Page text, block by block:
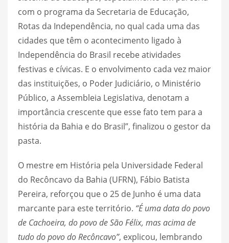
com o programa da Secretaria de Educação,
Rotas da Independência, no qual cada uma das
cidades que têm o acontecimento ligado à
Independência do Brasil recebe atividades
festivas e cívicas. E o envolvimento cada vez maior
das instituições, o Poder Judiciário, o Ministério
Público, a Assembleia Legislativa, denotam a
importância crescente que esse fato tem para a
história da Bahia e do Brasil”, finalizou o gestor da
pasta.
O mestre em História pela Universidade Federal
do Recôncavo da Bahia (UFRN), Fábio Batista
Pereira, reforçou que o 25 de Junho é uma data
marcante para este território. “É uma data do povo
de Cachoeira, do povo de São Félix, mas acima de
tudo do povo do Recôncavo”, explicou, lembrando